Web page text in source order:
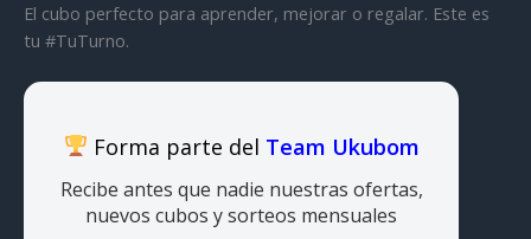
El cubo perfecto para aprender, mejorar o regalar. Este es
tu #TuTurno.
Forma parte del Team Ukubom
Recibe antes que nadie nuestras ofertas,
nuevos cubos y sorteos mensuales